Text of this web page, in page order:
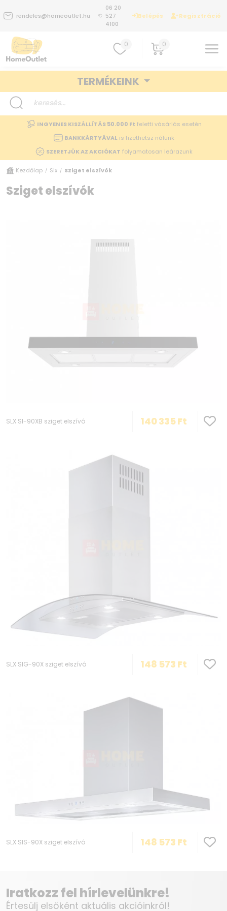
rendeles@homeoutlet.hu
06 20
527
4100
Belépés Regisztráció
0 0
TERMÉKEINK
INGYENES KISZÁLLÍTÁS 50.000 Ft feletti vásárlás esetén
BANKKÁRTYÁVALis fizethetsz nálunk
SZERETJÜK AZ AKCIÓKAT folyamatosan leárazunk
Kezdőlap / Slx / Sziget elszívók
Sziget elszívók
SLX SI-90XB sziget elszívó 140 335Ft
SLX SIG-90X sziget elszívó 148 573 Ft
SLX SIS-90X sziget elszívó 148 573 Ft
Iratkozz fel hírlevelünkre!
Értesülj elsőként aktuális akcióinkról!